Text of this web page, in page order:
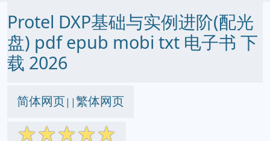
Protel DXP基础与实例进阶(配光
盘) pdf epub mobi txt 电子书 下
载 2026
简体网页||繁体网页
☆☆☆☆☆